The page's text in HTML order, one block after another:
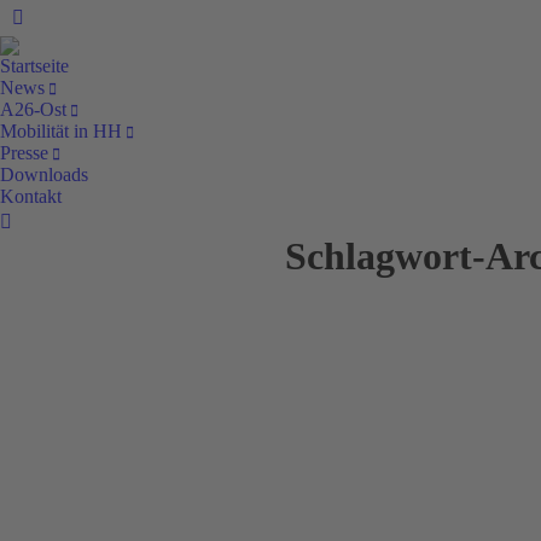
Facebook
Startseite
News
A26-Ost
Mobilität in HH
Presse
Downloads
Kontakt
Search:
Schlagwort-